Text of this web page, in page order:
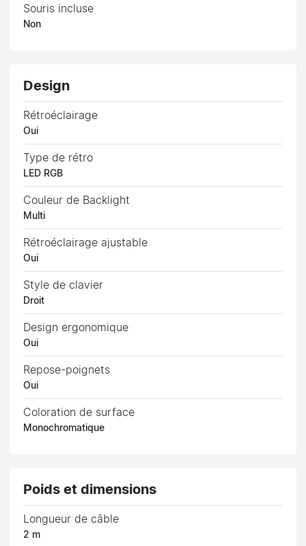
Souris incluse
Non
Design
Rétroéclairage
Oui
Type de rétro
LED RGB
Couleur de Backlight
Multi
Rétroéclairage ajustable
Oui
Style de clavier
Droit
Design ergonomique
Oui
Repose-poignets
Oui
Coloration de surface
Monochromatique
Poids et dimensions
Longueur de câble
2 m